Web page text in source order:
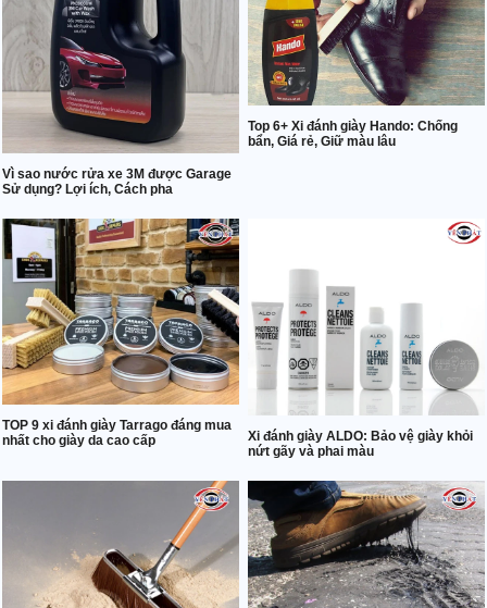
Vì sao nước rửa xe 3M được Garage
Sử dụng? Lợi ích, Cách pha
Top 6+ Xi đánh giày Hando: Chống
bẩn, Giá rẻ, Giữ màu lâu
TOP 9 xi đánh giày Tarrago đáng mua
nhất cho giày da cao cấp
Xi đánh giày ALDO: Bảo vệ giày khỏi
nứt gãy và phai màu